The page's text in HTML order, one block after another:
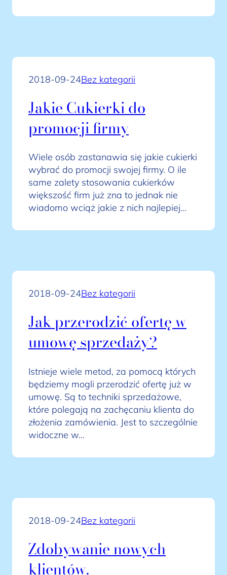
2018-09-24Bez kategorii
Jakie Cukierki do
promocji firmy
Wiele osób zastanawia się jakie cukierki
wybrać do promocji swojej firmy. O ile
same zalety stosowania cukierków
większość firm już zna to jednak nie
wiadomo wciąż jakie z nich najlepiej…
2018-09-24Bez kategorii
Jak przerodzić ofertę w
umowę sprzedaży?
Istnieje wiele metod, za pomocą których
będziemy mogli przerodzić ofertę już w
umowę. Są to techniki sprzedażowe,
które polegają na zachęcaniu klienta do
złożenia zamówienia. Jest to szczególnie
widoczne w…
2018-09-24Bez kategorii
Zdobywanie nowych
klientów.